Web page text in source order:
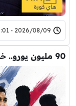
2026/08/09 - 15:01
90 مليون يورو.. خطة برشلونة الكبرى